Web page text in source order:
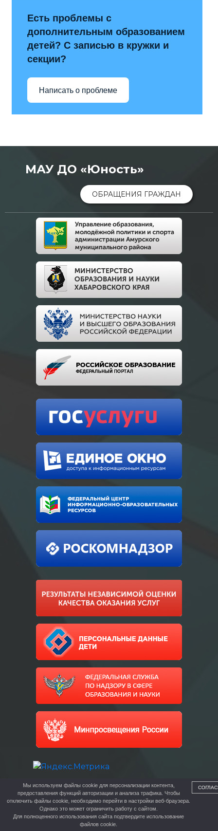
Есть проблемы с
дополнительным образованием
детей? С записью в кружки и
секции?
Написать о проблеме
МАУ ДО «Юность»
ОБРАЩЕНИЯ ГРАЖДАН
Мы используем файлы cookie для персонализации контента,
предоставления функций авторизации и анализа трафика. Чтобы
отключить файлы cookie, необходимо перейти в настройки веб-браузера.
Однако это может ограничить работу с сайтом.
Для полноценного использования сайта подтвердите использование
файлов cookie.